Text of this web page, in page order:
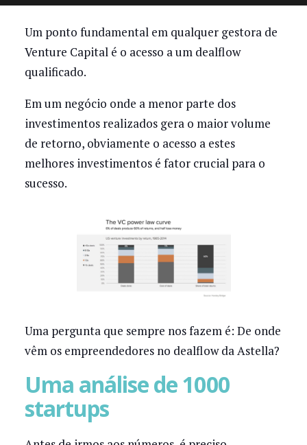
Um ponto fundamental em qualquer gestora de
Venture Capital é o acesso a um dealflow
qualificado.
Em um negócio onde a menor parte dos
investimentos realizados gera o maior volume
de retorno, obviamente o acesso a estes
melhores investimentos é fator crucial para o
sucesso.
Uma pergunta que sempre nos fazem é: De onde
vêm os empreendedores no dealflow da Astella?
Uma análise de 1000
startups